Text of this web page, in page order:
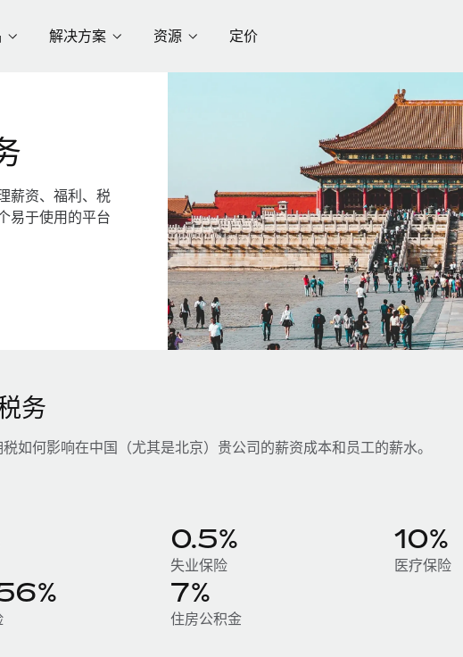
解决方案 资源 定价
薪资、福利、税
易于使用的平台
务
如何影响在中国（尤其是北京）贵公司的薪资成本和员工的薪水。
0.5%
失业保险
10%
医疗保险
7%
住房公积金